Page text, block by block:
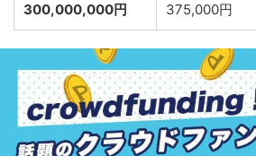
300,000,000円 375,000円